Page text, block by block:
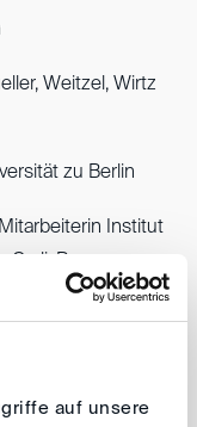
auf unsere
Weitzel, Wirtz
zu Berlin
Institut